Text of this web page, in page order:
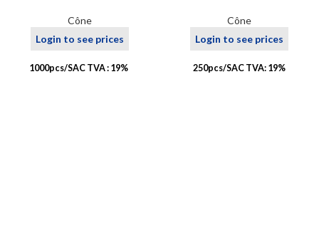
Cône
Login to see prices
1000pcs/SAC TVA : 19%
Cône
Login to see prices
250pcs/SAC TVA: 19%